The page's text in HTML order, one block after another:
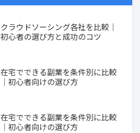
クラウドソーシング各社を比較｜
初心者の選び方と成功のコツ
在宅でできる副業を条件別に比較
｜初心者向けの選び方
在宅でできる副業を条件別に比較
｜初心者向けの選び方